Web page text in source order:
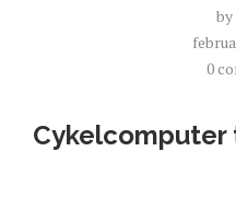
by
0
Cykelcomputer